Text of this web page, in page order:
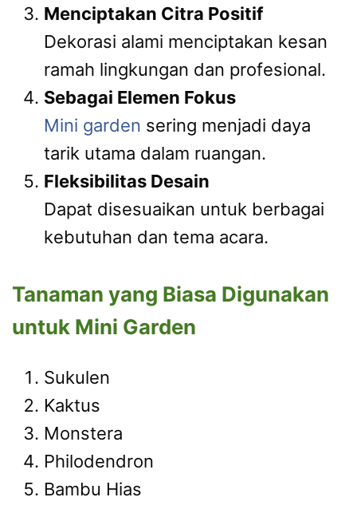
Menciptakan Citra Positif
Dekorasi alami menciptakan kesan
ramah lingkungan dan profesional.
Sebagai Elemen Fokus
Mini garden sering menjadi daya
tarik utama dalam ruangan.
Fleksibilitas Desain
Dapat disesuaikan untuk berbagai
kebutuhan dan tema acara.
Tanaman yang Biasa Digunakan
untuk Mini Garden
Sukulen
Kaktus
Monstera
Philodendron
Bambu Hias